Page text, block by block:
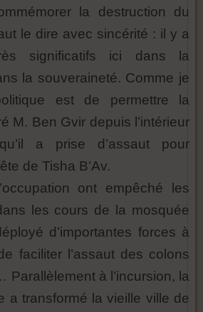
la destruction du
le dire avec sincérité : il y a
significatifs ici dans la
la souveraineté. Comme je
est de permettre la
M. Ben Gvir depuis l’intérieur
a prise d’assaut pour
de Tisha B’Av.
ont empêché les
les cours de la mosquée
d’importantes forces à
faciliter l’assaut des colons
Parallèlement à l’incursion, la
a transformé la vieille ville de